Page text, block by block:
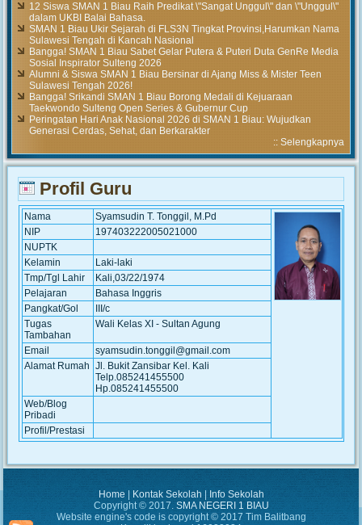
12 Siswa SMAN 1 Biau Raih Predikat \"Sangat Unggul\" dan \"Unggul\"
dalam UKBI Balai Bahasa.
SMAN 1 Biau Ukir Sejarah di FLS3N Tingkat Provinsi,Harumkan Nama
Sulawesi Tengah di Kancah Nasional
Bangga! SMAN 1 Biau Sabet Gelar Putera & Puteri Duta GenRe Media
Sosial Inspirator Sulteng 2026
Alumni & Siswa SMAN 1 Biau Bersinar di Ajang Miss & Mister Teen
Sulawesi Tengah 2026!
Bangga! Srikandi SMAN 1 Biau Borong Medali di Kejuaraan
Taekwondo Sulteng Open Series & Gubernur Cup
Peringatan Hari Anak Nasional 2026 di SMAN 1 Biau: Wujudkan
Generasi Cerdas, Sehat, dan Berkarakter
:: Selengkapnya
Profil Guru
Nama
Syamsudin T. Tonggil, M.Pd
NIP
197403222005021000
NUPTK
Kelamin
Laki-laki
Tmp/Tgl Lahir
Kali,03/22/1974
Pelajaran
Bahasa Inggris
Pangkat/Gol
III/c
Tugas
Tambahan
Wali Kelas XI - Sultan Agung
Email
syamsudin.tonggil@gmail.com
Alamat Rumah
Jl. Bukit Zansibar Kel. Kali
Telp.085241455500
Hp.085241455500
Web/Blog
Pribadi
Profil/Prestasi
Home Kontak Sekolah
Info Sekolah
Copyright © 2017. SMA NEGERI 1 BIAU
Website engine's code is copyright © 2017 Tim Balitbang